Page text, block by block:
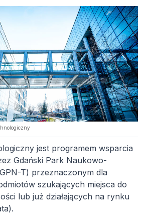
jest programem wsparcia
Gdański Park Naukowo-
T) przeznaczonym dla
szukających miejsca do
lub już działających na rynku